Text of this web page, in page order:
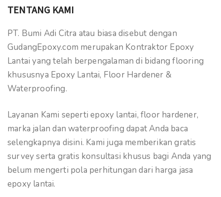
TENTANG KAMI
PT. Bumi Adi Citra atau biasa disebut dengan
GudangEpoxy.com merupakan Kontraktor Epoxy
Lantai yang telah berpengalaman di bidang flooring
khususnya Epoxy Lantai, Floor Hardener &
Waterproofing.
Layanan Kami seperti epoxy lantai, floor hardener,
marka jalan dan waterproofing dapat Anda baca
selengkapnya disini. Kami juga memberikan gratis
survey serta gratis konsultasi khusus bagi Anda yang
belum mengerti pola perhitungan dari harga jasa
epoxy lantai.